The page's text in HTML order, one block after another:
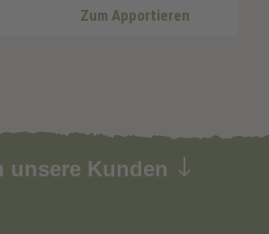
Zum Apportieren
unsere Kunden